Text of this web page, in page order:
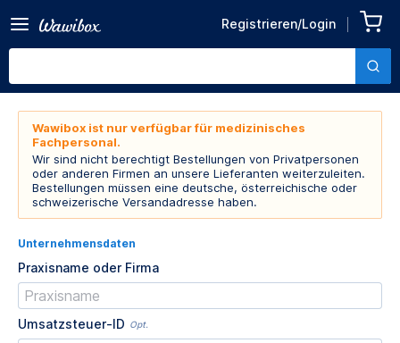
Registrieren/Login
Wawibox ist nur verfügbar für medizinisches
Fachpersonal.
Wir sind nicht berechtigt Bestellungen von Privatpersonen
oder anderen Firmen an unsere Lieferanten weiterzuleiten.
Bestellungen müssen eine deutsche, österreichische oder
schweizerische Versandadresse haben.
Unternehmensdaten
Praxisname oder Firma
Umsatzsteuer-ID Opt.